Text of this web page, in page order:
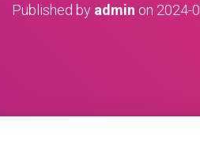
Published by admin on 2024-